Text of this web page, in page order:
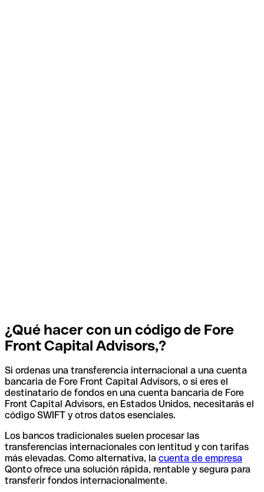
¿Qué hacer con un código de Fore
Front Capital Advisors,?
Si ordenas una transferencia internacional a una cuenta
bancaria de Fore Front Capital Advisors, o si eres el
destinatario de fondos en una cuenta bancaria de Fore
Front Capital Advisors, en Estados Unidos, necesitarás el
código SWIFT y otros datos esenciales.
Los bancos tradicionales suelen procesar las
transferencias internacionales con lentitud y con tarifas
más elevadas. Como alternativa, la cuenta de empresa
Qonto ofrece una solución rápida, rentable y segura para
transferir fondos internacionalmente.